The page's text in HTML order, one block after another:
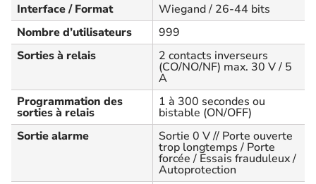
Interface / Format
Wiegand / 26-44 bits
Nombre d’utilisateurs
999
Sorties à relais
2 contacts inverseurs
(CO/NO/NF) max. 30 V / 5
A
Programmation des
sorties à relais
1 à 300 secondes ou
bistable (ON/OFF)
Sortie alarme
Sortie 0 V // Porte ouverte
trop longtemps / Porte
forcée / Essais frauduleux /
Autoprotection